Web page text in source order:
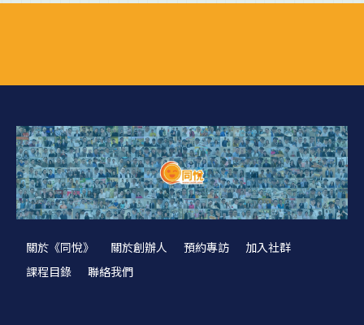
關於《同悅》 關於創辦人 預約專訪
加入社群
課程目錄
聯絡我們